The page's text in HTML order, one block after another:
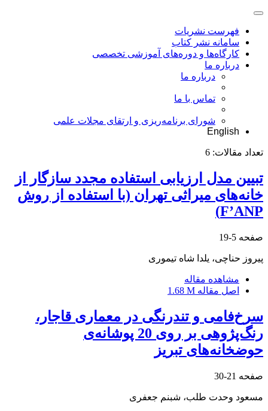
فهرست نشریات
سامانه نشر کتاب
کارگاه‌ها و دوره‌های آموزشی تخصصی
درباره ما
درباره ما
تماس با ما
شورای برنامه‌ریزی و ارتقای مجلات علمی
English
تعداد مقالات: 6
تبیین مدل ارزیابی استفاده مجدد سازگار از
خانه‌های میراثی تهران (با استفاده از روش
F’ANP)
صفحه 5-19
پیروز حناچی، یلدا شاه تیموری
مشاهده مقاله
اصل مقاله 1.68 M
سرخ‌فامی و تندرنگی در معماری قاجار،
رنگ‌پژوهی بر روی 20 پوشانه‌ی
حوضخانه‌های تبریز
صفحه 21-30
مسعود وحدت طلب، شبنم جعفری